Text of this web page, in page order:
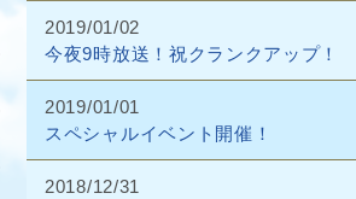
2019/01/02
今夜9時放送！祝クランクアップ！
2019/01/01
スペシャルイベント開催！
2018/12/31